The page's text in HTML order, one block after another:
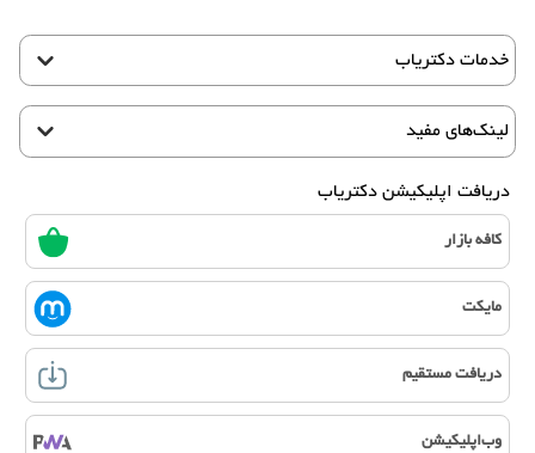
خدمات دکتریاب
لینک‌های مفید
دریافت اپلیکیشن دکتریاب
کافه بازار
مایکت
دریافت مستقیم
وب‌اپلیکیشن